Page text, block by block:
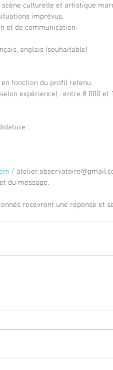
scène culturelle et artistique
imprévus.
et de communication.
anglais (souhaitable)
fonction du profil retenu.
expérience) : entre 8 000 et
:
/
du message.
recevront une réponse et